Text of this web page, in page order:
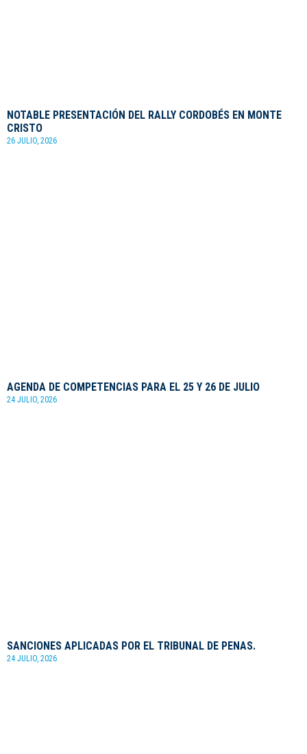
NOTABLE PRESENTACIÓN DEL RALLY CORDOBÉS EN MONTE
CRISTO
26 JULIO, 2026
AGENDA DE COMPETENCIAS PARA EL 25 Y 26 DE JULIO
24 JULIO, 2026
SANCIONES APLICADAS POR EL TRIBUNAL DE PENAS.
24 JULIO, 2026